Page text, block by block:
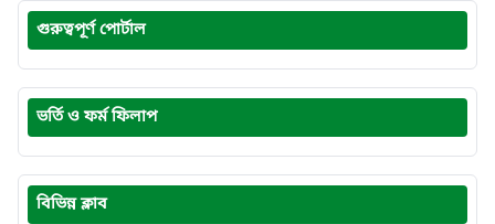
গুরুত্বপূর্ণ পোর্টাল
ভর্তি ও ফর্ম ফিলাপ
বিভিন্ন ক্লাব